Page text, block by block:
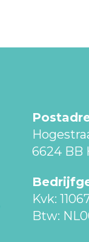
6624 BB
Kvk:
Btw: